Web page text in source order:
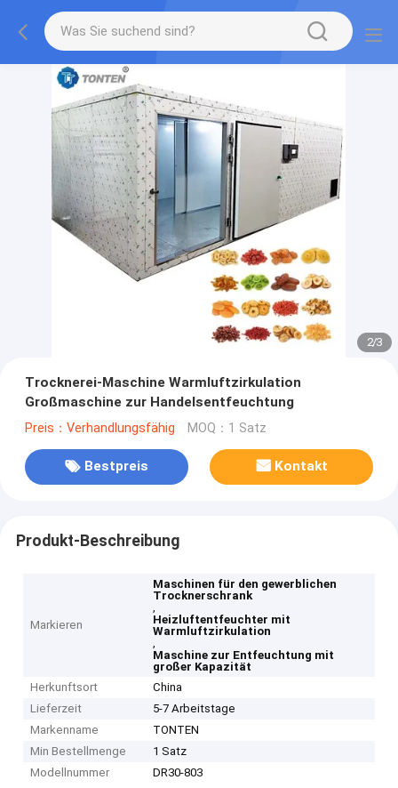
2/3
Trocknerei-Maschine Warmluftzirkulation
Großmaschine zur Handelsentfeuchtung
Preis：Verhandlungsfähig MOQ：1 Satz
Bestpreis Kontakt
Produkt-Beschreibung
Markieren
Maschinen für den gewerblichen
Trocknerschrank
,
Heizluftentfeuchter mit
Warmluftzirkulation
,
Maschine zur Entfeuchtung mit
großer Kapazität
Herkunftsort
China
Lieferzeit
5-7 Arbeitstage
Markenname
TONTEN
Min Bestellmenge
1 Satz
Modellnummer
DR30-803